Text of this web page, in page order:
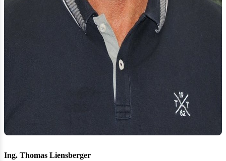
Ing. Thomas Liensberger